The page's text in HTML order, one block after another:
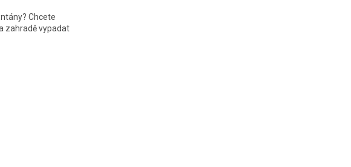
Chcete
zahradě vypadat